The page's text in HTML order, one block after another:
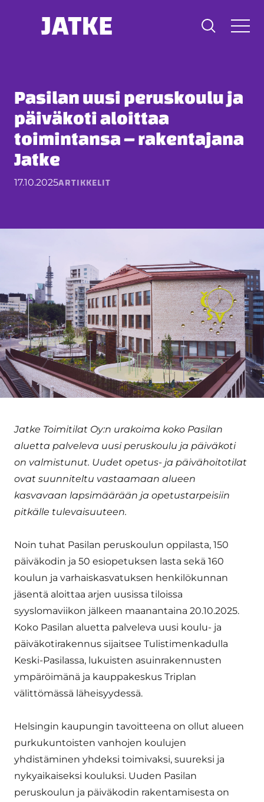
Pasilan uusi peruskoulu ja
päiväkoti aloittaa
toimintansa – rakentajana
Jatke
17.10.2025ARTIKKELIT
Jatke Toimitilat Oy:n urakoima koko Pasilan
aluetta palveleva uusi peruskoulu ja päiväkoti
on valmistunut. Uudet opetus- ja päivähoitotilat
ovat suunniteltu vastaamaan alueen
kasvavaan lapsimäärään ja opetustarpeisiin
pitkälle tulevaisuuteen.
Noin tuhat Pasilan peruskoulun oppilasta, 150
päiväkodin ja 50 esiopetuksen lasta sekä 160
koulun ja varhaiskasvatuksen henkilökunnan
jäsentä aloittaa arjen uusissa tiloissa
syyslomaviikon jälkeen maanantaina 20.10.2025.
Koko Pasilan aluetta palveleva uusi koulu- ja
päiväkotirakennus sijaitsee Tulistimenkadulla
Keski-Pasilassa, lukuisten asuinrakennusten
ympäröimänä ja kauppakeskus Triplan
välittömässä läheisyydessä.
Helsingin kaupungin tavoitteena on ollut alueen
purkukuntoisten vanhojen koulujen
yhdistäminen yhdeksi toimivaksi, suureksi ja
nykyaikaiseksi kouluksi. Uuden Pasilan
peruskoulun ja päiväkodin rakentamisesta on